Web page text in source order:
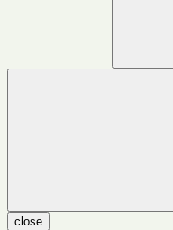
close